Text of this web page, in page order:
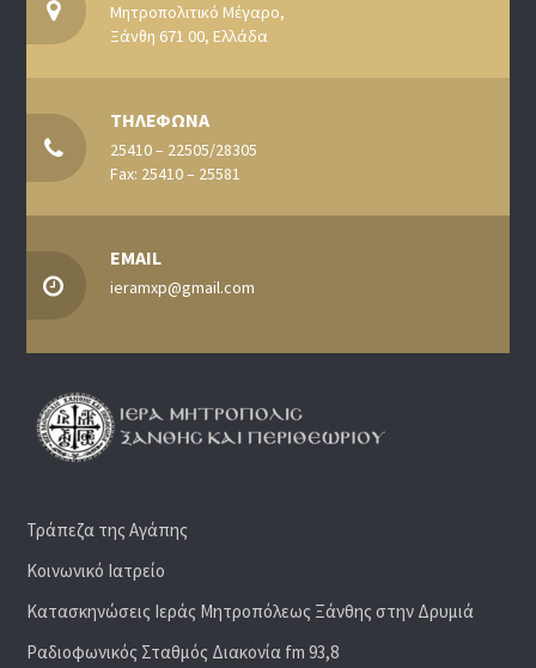
Μητροπολιτικό Μέγαρο,
Ξάνθη 671 00, Ελλάδα
ΤΗΛΕΦΩΝΑ
25410 – 22505/28305
Fax: 25410 – 25581
EMAIL
ieramxp@gmail.com
Τράπεζα της Αγάπης
Κοινωνικό Ιατρείο
Κατασκηνώσεις Ιεράς Μητροπόλεως Ξάνθης στην Δρυμιά
Ραδιoφωνικός Σταθμός Διακονία fm 93,8